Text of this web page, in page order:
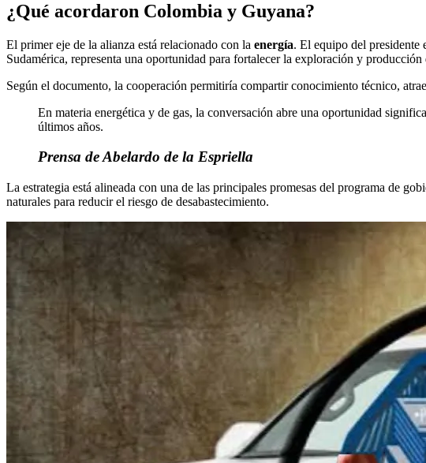
¿Qué acordaron Colombia y Guyana?
El primer eje de la alianza está relacionado con la energía. El equipo del presidente
Sudamérica, representa una oportunidad para fortalecer la exploración y
Según el documento, la cooperación permitiría compartir conocimiento técnico,
En materia energética y de gas, la conversación abre una oportunidad
últimos años.
Prensa de Abelardo de la Espriella
La estrategia está alineada con una de las principales promesas del programa de
naturales para reducir el riesgo de desabastecimiento.